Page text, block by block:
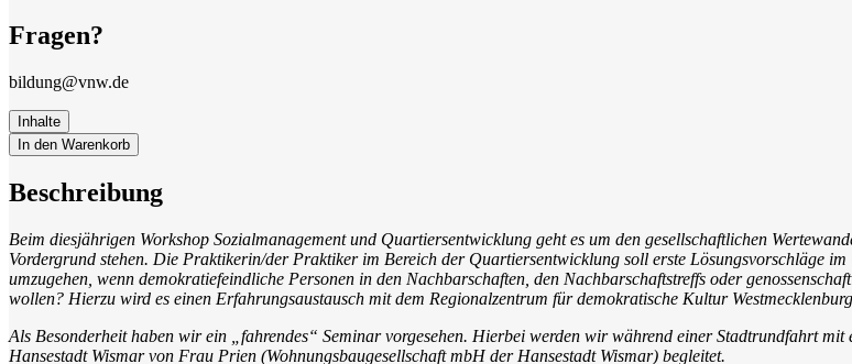
Fragen?
bildung@vnw.de
Inhalte
In den Warenkorb
Beschreibung
Beim diesjährigen Workshop Sozialmanagement und Quartiersentwicklung geht es um den gesellschaftlichen
Vordergrund stehen. Die Praktikerin/der Praktiker im Bereich der Quartiersentwicklung soll erste Lösungsvorschläge
umzugehen, wenn demokratiefeindliche Personen in den Nachbarschaften, den Nachbarschaftstreffs oder
wollen? Hierzu wird es einen Erfahrungsaustausch mit dem Regionalzentrum für demokratische Kultur
Als Besonderheit haben wir ein „fahrendes“ Seminar vorgesehen. Hierbei werden wir während einer Stadtrundfahrt
Hansestadt Wismar von Frau Prien (Wohnungsbaugesellschaft mbH der Hansestadt Wismar) begleitet.